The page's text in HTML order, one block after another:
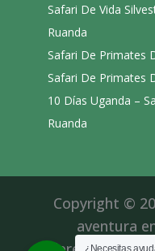
Safari De Vida
Ruanda
Safari De Primates
Safari De Primates
10 Días Uganda –
Ruanda
Copyright ©
aventura
¿Necesitas